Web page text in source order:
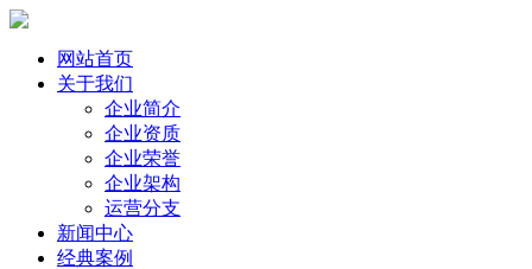
网站首页
关于我们
企业简介
企业资质
企业荣誉
企业架构
运营分支
新闻中心
经典案例